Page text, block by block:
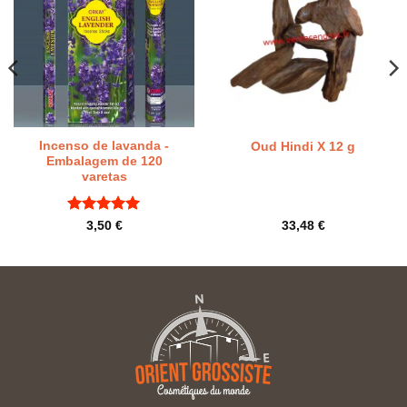
Incenso de lavanda -
Embalagem de 120
varetas
Classificado
3,50 €
Oud Hindi X 12 g
33,48 €